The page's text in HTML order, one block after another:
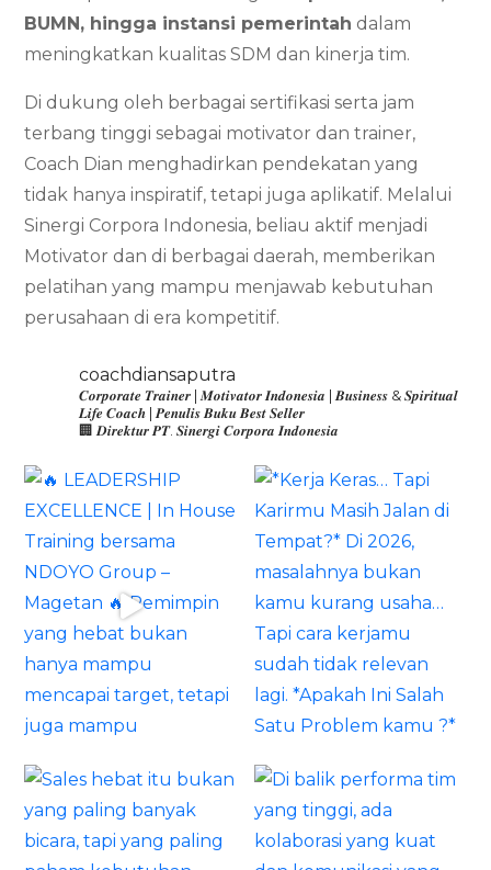
BUMN, hingga instansi pemerintah dalam
meningkatkan kualitas SDM dan kinerja tim.
Di dukung oleh berbagai sertifikasi serta jam
terbang tinggi sebagai motivator dan trainer,
Coach Dian menghadirkan pendekatan yang
tidak hanya inspiratif, tetapi juga aplikatif. Melalui
Sinergi Corpora Indonesia, beliau aktif menjadi
Motivator dan di berbagai daerah, memberikan
pelatihan yang mampu menjawab kebutuhan
perusahaan di era kompetitif.
coachdiansaputra
𝑪𝒐𝒓𝒑𝒐𝒓𝒂𝒕𝒆 𝑻𝒓𝒂𝒊𝒏𝒆𝒓 | 𝑴𝒐𝒕𝒊𝒗𝒂𝒕𝒐𝒓 𝑰𝒏𝒅𝒐𝒏𝒆𝒔𝒊𝒂 | 𝑩𝒖𝒔𝒊𝒏𝒆𝒔𝒔 & 𝑺𝒑𝒊𝒓𝒊𝒕𝒖𝒂𝒍
𝑳𝒊𝒇𝒆 𝑪𝒐𝒂𝒄𝒉 | 𝑷𝒆𝒏𝒖𝒍𝒊𝒔 𝑩𝒖𝒌𝒖 𝑩𝒆𝒔𝒕 𝑺𝒆𝒍𝒍𝒆𝒓
🏢 𝑫𝒊𝒓𝒆𝒌𝒕𝒖𝒓 𝑷𝑻. 𝑺𝒊𝒏𝒆𝒓𝒈𝒊 𝑪𝒐𝒓𝒑𝒐𝒓𝒂 𝑰𝒏𝒅𝒐𝒏𝒆𝒔𝒊𝒂